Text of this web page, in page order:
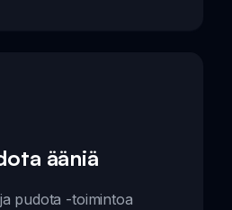
ääniä
pudota -toimintoa